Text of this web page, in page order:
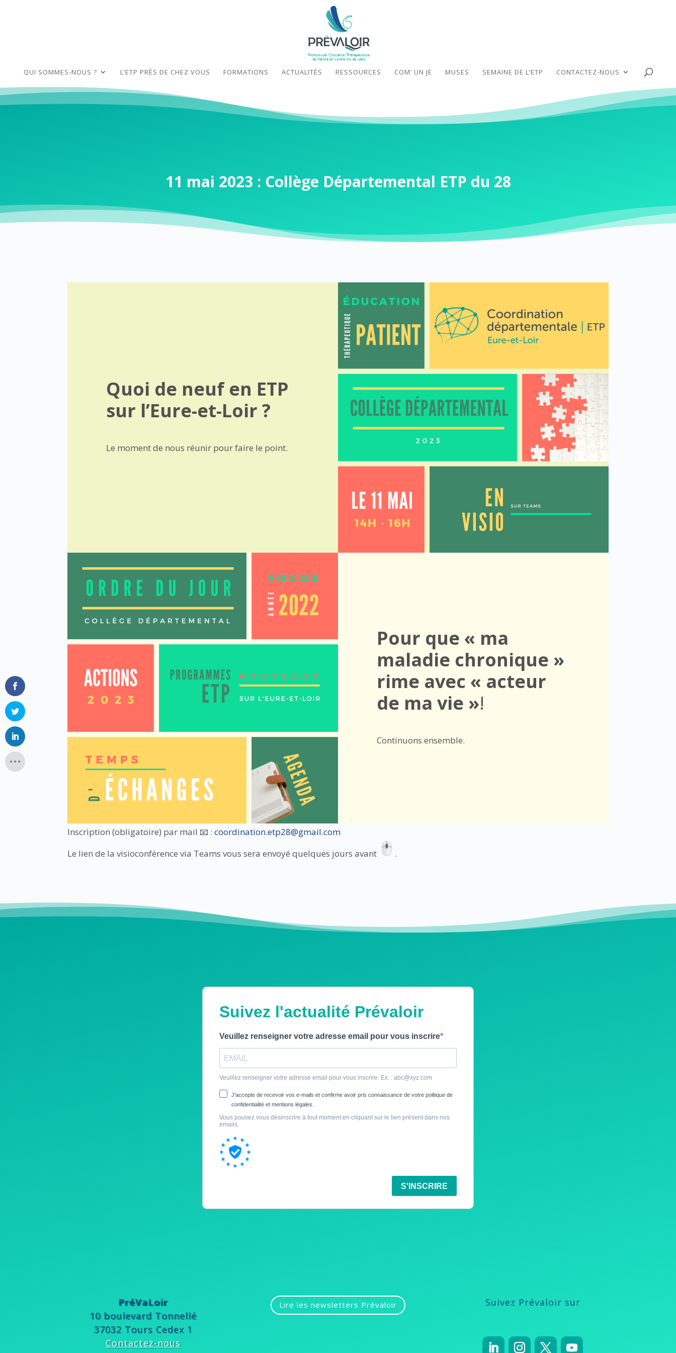
QUI SOMMES-NOUS ? L’ETP PRÈS DE CHEZ VOUS FORMATIONS ACTUALITÉS RESSOURCES COM’ UN JE MUSES SEMAINE DE L’ETP CONTACTEZ-NOUS
11 mai 2023 : Collège Départemental ETP du 28
Quoi de neuf en ETP
sur l’Eure-et-Loir ?
Le moment de nous réunir pour faire le point.
Pour que « ma
maladie chronique »
rime avec « acteur
de ma vie »!
Continuons ensemble.
Inscription (obligatoire) par mail 📧 :coordination.etp28@gmail.com
Le lien de la visioconférence via Teams vous sera envoyé quelques jours avant
.
PréVaLoir
10 boulevard Tonnellé
37032 Tours Cedex 1
Contactez-nous
Lire les newsletters Prévaloir Suivez Prévaloir sur